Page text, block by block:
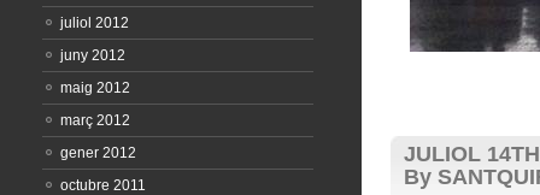
JULIOL
By
juliol 2012
juny 2012
maig 2012
març 2012
gener 2012
octubre 2011